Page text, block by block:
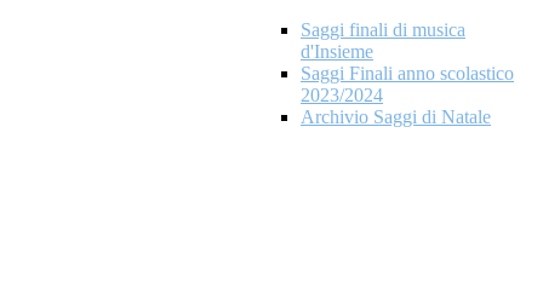
Saggi finali di musica
d'Insieme
Saggi Finali anno scolastico
2023/2024
Archivio Saggi di Natale